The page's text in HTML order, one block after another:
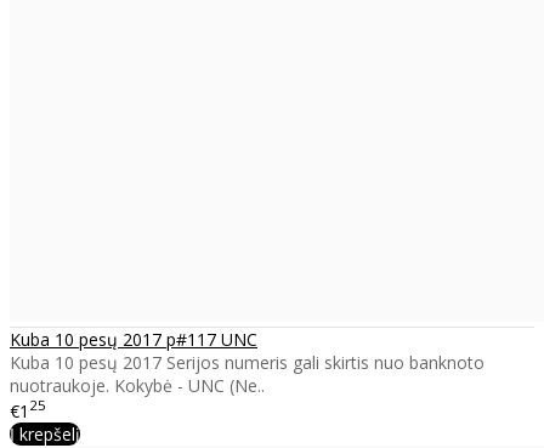
Kuba 10 pesų 2017 p#117 UNC
Kuba 10 pesų 2017 Serijos numeris gali skirtis nuo banknoto
nuotraukoje. Kokybė - UNC (Ne..
€1 25
Į krepšelį